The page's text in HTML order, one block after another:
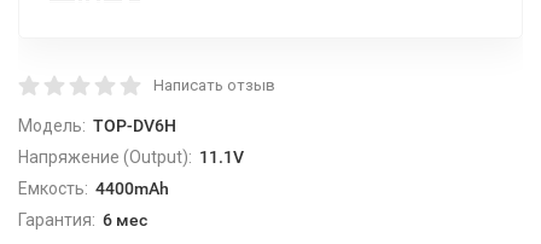
Написать отзыв
Модель: TOP-DV6H
Напряжение (Output): 11.1V
Емкость: 4400mAh
Гарантия: 6 мес